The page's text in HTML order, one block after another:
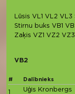
Lūsis VL1 VL2 VL3
Stirnu buks VB1
Zaķis VZ1 VZ2 VZ3
VB2
# Dalībnieks
1 Uģis Kronbergs